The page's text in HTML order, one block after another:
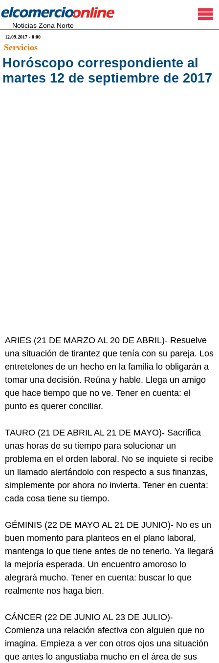
Noticias Zona Norte
12.09.2017 - 0:00
Servicios
Horóscopo correspondiente al
martes 12 de septiembre de 2017
ARIES (21 DE MARZO AL 20 DE ABRIL)- Resuelve
una situación de tirantez que tenía con su pareja. Los
entretelones de un hecho en la familia lo obligarán a
tomar una decisión. Reúna y hable. Llega un amigo
que hace tiempo que no ve. Tener en cuenta: el
punto es querer conciliar.
TAURO (21 DE ABRIL AL 21 DE MAYO)- Sacrifica
unas horas de su tiempo para solucionar un
problema en el orden laboral. No se inquiete si recibe
un llamado alertándolo con respecto a sus finanzas,
simplemente por ahora no invierta. Tener en cuenta:
cada cosa tiene su tiempo.
GÉMINIS (22 DE MAYO AL 21 DE JUNIO)- No es un
buen momento para planteos en el plano laboral,
mantenga lo que tiene antes de no tenerlo. Ya llegará
la mejoría esperada. Un encuentro amoroso lo
alegrará mucho. Tener en cuenta: buscar lo que
realmente nos haga bien.
CÁNCER (22 DE JUNIO AL 23 DE JULIO)-
Comienza una relación afectiva con alguien que no
imagina. Empieza a ver con otros ojos una situación
que antes lo angustiaba mucho en el área de sus